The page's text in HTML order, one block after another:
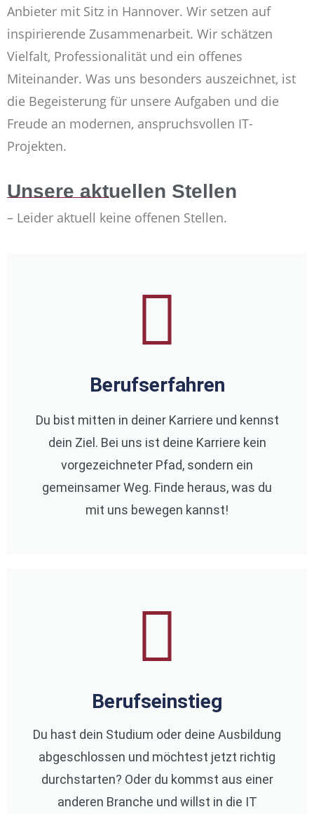
Anbieter mit Sitz in Hannover. Wir setzen auf
inspirierende Zusammenarbeit. Wir schätzen
Vielfalt, Professionalität und ein offenes
Miteinander. Was uns besonders auszeichnet, ist
die Begeisterung für unsere Aufgaben und die
Freude an modernen, anspruchsvollen IT-
Projekten.
Unsere aktuellen Stellen
– Leider aktuell keine offenen Stellen.
Berufserfahren
Du bist mitten in deiner Karriere und kennst
dein Ziel. Bei uns ist deine Karriere kein
vorgezeichneter Pfad, sondern ein
gemeinsamer Weg. Finde heraus, was du
mit uns bewegen kannst!
Berufseinstieg
Du hast dein Studium oder deine Ausbildung
abgeschlossen und möchtest jetzt richtig
durchstarten? Oder du kommst aus einer
anderen Branche und willst in die IT